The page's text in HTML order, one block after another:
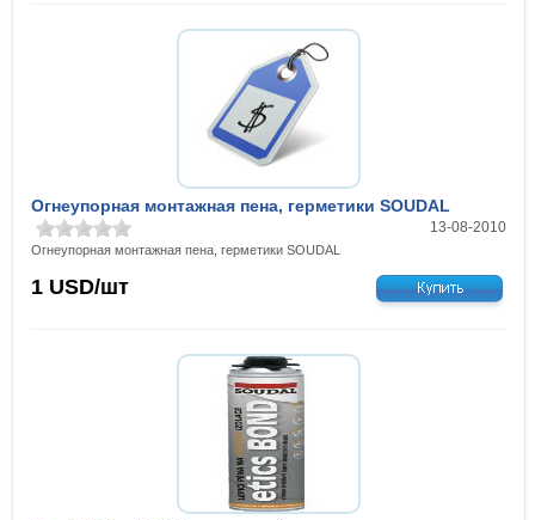
Огнеупорная монтажная пена, герметики SOUDAL
13-08-2010
Огнеупорная монтажная пена, герметики SOUDAL
1 USD/шт